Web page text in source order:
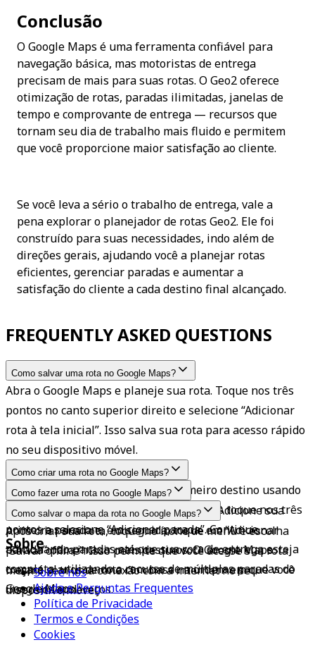
Conclusão
O Google Maps é uma ferramenta confiável para
navegação básica, mas motoristas de entrega
precisam de mais para suas rotas. O Geo2 oferece
otimização de rotas, paradas ilimitadas, janelas de
tempo e comprovante de entrega — recursos que
tornam seu dia de trabalho mais fluido e permitem
que você proporcione maior satisfação ao cliente.
Se você leva a sério o trabalho de entrega, vale a
pena explorar o planejador de rotas Geo2. Ele foi
construído para suas necessidades, indo além de
direções gerais, ajudando você a planejar rotas
eficientes, gerenciar paradas e aumentar a
satisfação do cliente a cada destino final alcançado.
FREQUENTLY ASKED QUESTIONS
Como salvar uma rota no Google Maps?
Abra o Google Maps e planeje sua rota. Toque nos três
pontos no canto superior direito e selecione “Adicionar
rota à tela inicial”. Isso salva sua rota para acesso rápido
no seu dispositivo móvel.
Como criar uma rota no Google Maps?
No Google Maps, pesquise seu primeiro destino usando
a barra de busca. Toque em Rotas, depois toque nos três
pontos e selecione “Adicionar parada”. Continue
adicionando paradas até que sua rota de entrega esteja
completa, utilizando o recurso de múltiplas paradas do
Google Maps.
Como fazer uma rota no Google Maps?
Comece inserindo seu ponto de partida. Adicione sua
primeira parada e, em seguida, toque em “Adicionar
parada” para incluir mais destinos. O Google Maps
traçará planos de rota com base na ordem em que você
insere os endereços.
Como salvar o mapa da rota no Google Maps?
Após criar sua rota, toque no ícone de menu e escolha
“Salvar offline”. Isso permite que você acesse sua rota
mesmo sem uma conexão com a internet no seu
dispositivo móvel.
Sobre
Sobre nós
Ajuda e Perguntas Frequentes
Política de Privacidade
Termos e Condições
Cookies